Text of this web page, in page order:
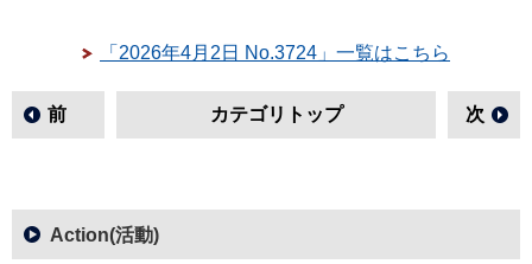
「2026年4月2日 No.3724」一覧はこちら
前 カテゴリトップ 次
Action(活動)